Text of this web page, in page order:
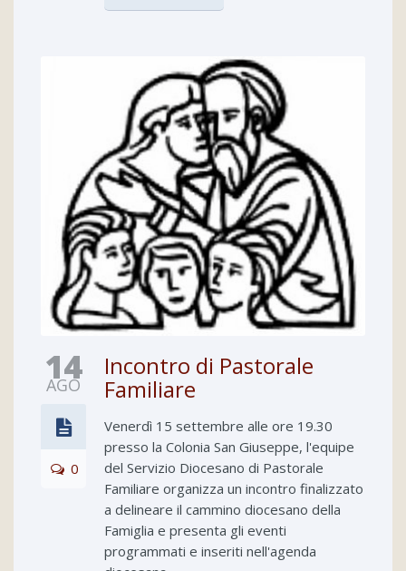
14
AGO
0
Incontro di Pastorale
Familiare
Venerdì 15 settembre alle ore 19.30
presso la Colonia San Giuseppe, l'equipe
del Servizio Diocesano di Pastorale
Familiare organizza un incontro finalizzato
a delineare il cammino diocesano della
Famiglia e presenta gli eventi
programmati e inseriti nell'agenda